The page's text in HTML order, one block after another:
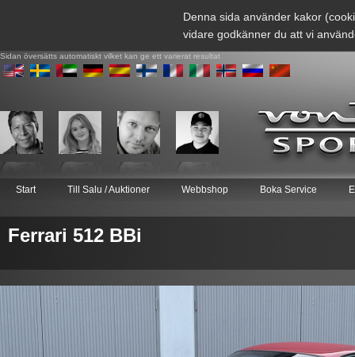
Denna sida använder kakor
vidare godkänner du att vi
Sidan översätts automatiskt vilket kan ge ett varierat resultat
Start Till Salu / Auktioner Webbshop Boka Service
Ferrari 512 BBi